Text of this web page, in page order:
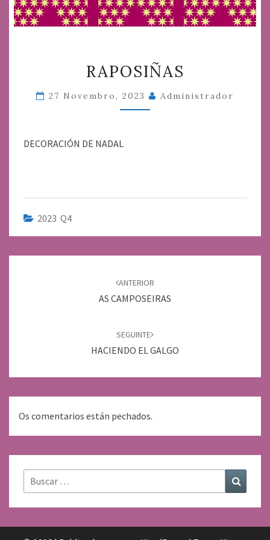
RAPOSIÑAS
27 Novembro, 2023 Administrador
DECORACIÓN DE NADAL
2023 Q4
ANTERIOR
AS CAMPOSEIRAS
SEGUINTE
HACIENDO EL GALGO
Os comentarios están pechados.
Buscar: